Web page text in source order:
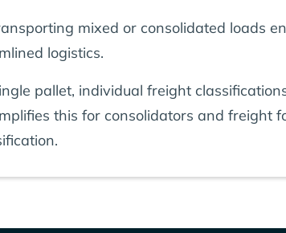
mixed or consolidated loads
logistics.
pallet, individual freight
this for consolidators and